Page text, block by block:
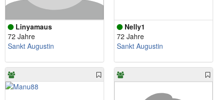
Linyamaus
72 Jahre
Sankt Augustin
Nelly1
72 Jahre
Sankt Augustin